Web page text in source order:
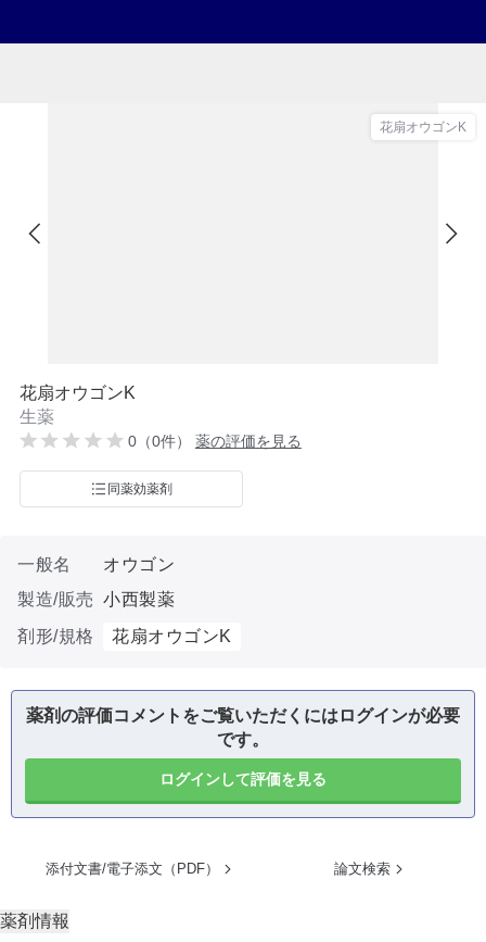
花扇オウゴンK
花扇オウゴンK
生薬
0（0件） 薬の評価を見る
同薬効薬剤
一般名
オウゴン
製造/販売 小西製薬
剤形/規格
花扇オウゴンK
薬剤の評価コメントをご覧いただくにはログインが必要
です。
ログインして評価を見る
添付文書/電子添文（PDF） 論文検索
薬剤情報